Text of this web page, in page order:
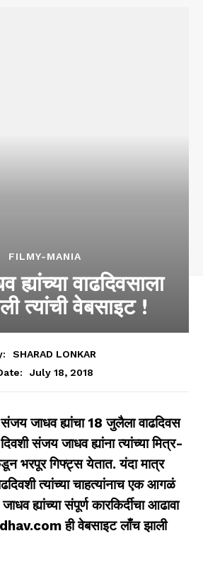
FILMY-MANIA
वाढदिवसाला
त्यांची वेबसाइट !
SHARAD LONKAR
July 18, 2018
जाधव ह्यांचा 18 जुलैला वाढदिवस
संजय जाधव ह्यांना त्यांच्या मित्र-
भरपूर गिफ्ट्स येतात. यंदा मात्र
त्यांच्या चाहत्यांनाच एक आगळं
ह्यांच्या संपूर्ण कारकिर्दीचा आढावा
ही वेबसाइट लाँच झाली